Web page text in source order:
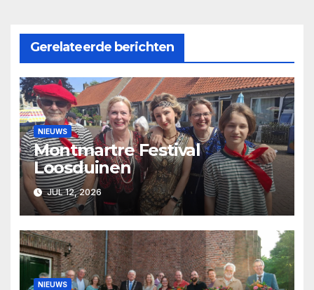
Gerelateerde berichten
NIEUWS
Montmartre Festival
Loosduinen
JUL 12, 2026
NIEUWS